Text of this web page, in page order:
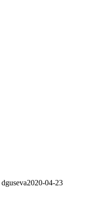
dguseva2020-04-23